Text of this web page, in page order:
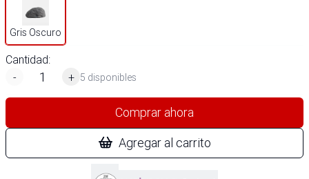
Gris Oscuro
Cantidad:
-
+ 5 disponibles
Comprar ahora
Agregar al carrito